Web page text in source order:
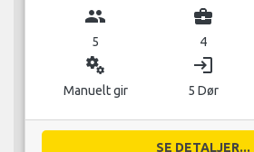
group
5
business_center
4
miscellaneous_services
Manuelt gir
login
5 Dør
SE DETALJER...